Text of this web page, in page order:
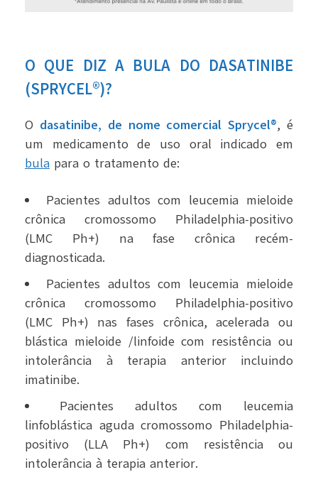
O QUE DIZ A BULA DO DASATINIBE
(SPRYCEL®)?
O dasatinibe, de nome comercial Sprycel®, é
um medicamento de uso oral indicado em
bula para o tratamento de:
Pacientes adultos com leucemia mieloide
crônica cromossomo Philadelphia-positivo
(LMC Ph+) na fase crônica recém-
diagnosticada.
Pacientes adultos com leucemia mieloide
crônica cromossomo Philadelphia-positivo
(LMC Ph+) nas fases crônica, acelerada ou
blástica mieloide /linfoide com resistência ou
intolerância à terapia anterior incluindo
imatinibe.
Pacientes adultos com leucemia
linfoblástica aguda cromossomo Philadelphia-
positivo (LLA Ph+) com resistência ou
intolerância à terapia anterior.